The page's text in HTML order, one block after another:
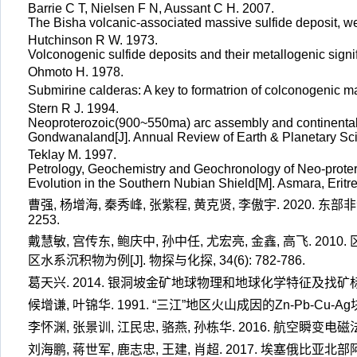
Barrie C T, Nielsen F N, Aussant C H. 2007.
The Bisha volcanic-associated massive sulfide deposit,
Hutchinson R W. 1973.
Volconogenic sulfide deposits and their metallogenic
Ohmoto H. 1978.
Submirine calderas: A key to formatrion of colconogenic
Stern R J. 1994.
Neoproterozoic(900~550ma) arc assembly and
Gondwanaland[J]. Annual Review of Earth & Planetary
Teklay M. 1997.
Petrology, Geochemistry and Geochronology of Neo-
Evolution in the Southern Nubian Shield[M]. Asmara,
曹强, 杨增海, 秦秀峰, 张紫程, 黄克贤, 李傲宇. 2020. 东部
2253.
戴慧敏, 宫传东, 鲍庆中, 孙中任, 尤宏亮, 金鑫, 高飞.
区水系沉积物为例[J]. 物探与化探, 34(6): 782-786.
葛天兴. 2014. 银洞坡金矿地球物理和地球化学特征及找矿
候增谦, 叶锦华. 1991. “三江”地区火山成因的Zn-Pb-Cu-
李怀渊, 张景训, 江民忠, 骆燕, 孙栋华. 2016. 航空瞬变电
刘海鹏, 蒋世军, 鹿志忠, 王建, 肖超. 2017. 埃塞俄比亚北